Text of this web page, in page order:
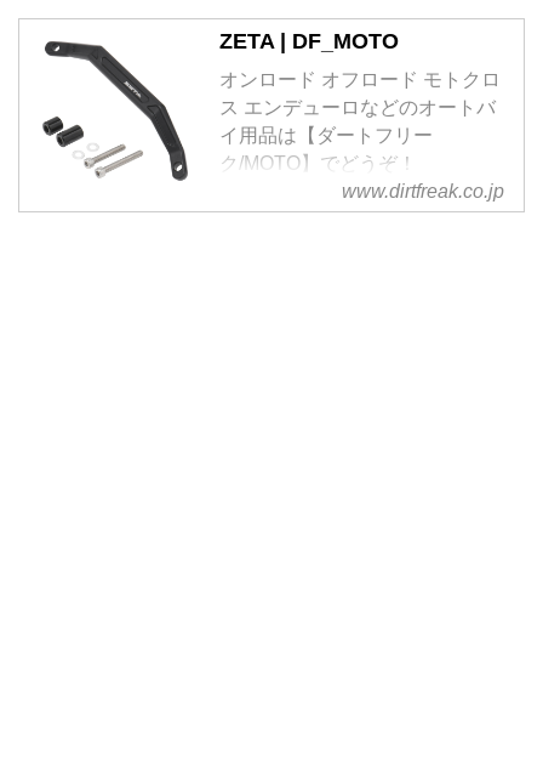
ZETA | DF_MOTO
オンロード オフロード モトクロ
ス エンデューロなどのオートバ
イ用品は【ダートフリー
ク/MOTO】でどうぞ！
www.dirtfreak.co.jp